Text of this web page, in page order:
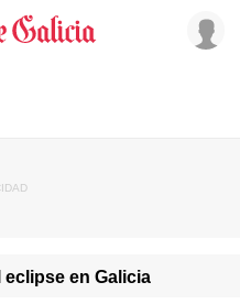
eclipse en Galicia